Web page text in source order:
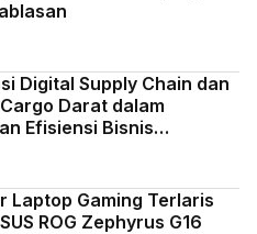
Digital Supply Chain dan
Darat dalam
Efisiensi Bisnis
Laptop Gaming Terlaris
ROG Zephyrus G16